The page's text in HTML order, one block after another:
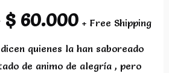
$60.000Rango
de
+ Free Shipping
quienes la han saboreado
de animo de alegría , pero